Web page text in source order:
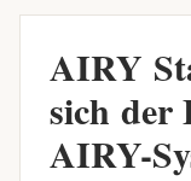
AIRY
sich der
AIRY-